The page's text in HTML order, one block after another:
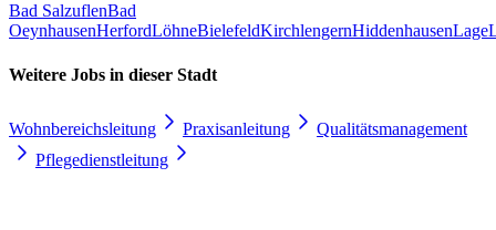
Bad SalzuflenBad
OeynhausenHerfordLöhneBielefeldKirchlengernHiddenhausenLage
Weitere Jobs in dieser Stadt
Wohnbereichsleitung Praxisanleitung
Qualitätsmanagement
Pflegedienstleitung